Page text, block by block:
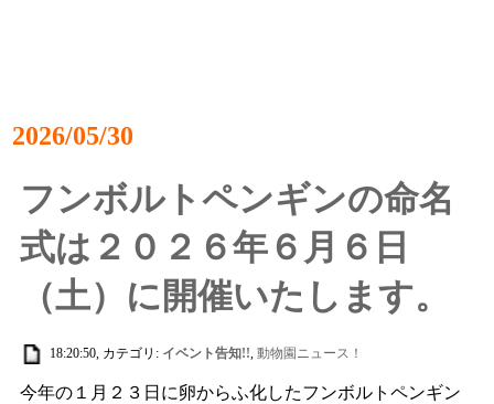
2026/05/30
フンボルトペンギンの命名
式は２０２６年６月６日
（土）に開催いたします。
18:20:50, カテゴリ: イベント告知!!,動物園ニュース！
今年の１月２３日に卵からふ化したフンボルトペンギン